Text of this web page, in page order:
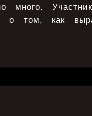
много.
о том, как